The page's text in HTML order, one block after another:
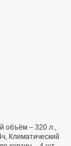
объём – 320 л.,
Климатический